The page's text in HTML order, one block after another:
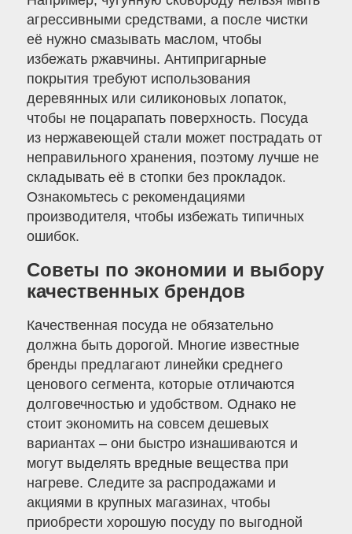
агрессивными средствами, а после чистки
её нужно смазывать маслом, чтобы
избежать ржавчины. Антипригарные
покрытия требуют использования
деревянных или силиконовых лопаток,
чтобы не поцарапать поверхность. Посуда
из нержавеющей стали может пострадать от
неправильного хранения, поэтому лучше не
складывать её в стопки без прокладок.
Ознакомьтесь с рекомендациями
производителя, чтобы избежать типичных
ошибок.
Советы по экономии и выбору
качественных брендов
Качественная посуда не обязательно
должна быть дорогой. Многие известные
бренды предлагают линейки среднего
ценового сегмента, которые отличаются
долговечностью и удобством. Однако не
стоит экономить на совсем дешевых
вариантах – они быстро изнашиваются и
могут выделять вредные вещества при
нагреве. Следите за распродажами и
акциями в крупных магазинах, чтобы
приобрести хорошую посуду по выгодной